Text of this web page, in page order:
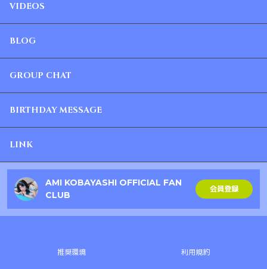
VIDEOS
BLOG
GROUP CHAT
BIRTHDAY MESSAGE
LINK
AMI KOBAYASHI OFFICIAL FAN
CLUB
会員登録
推奨環境 利用規約